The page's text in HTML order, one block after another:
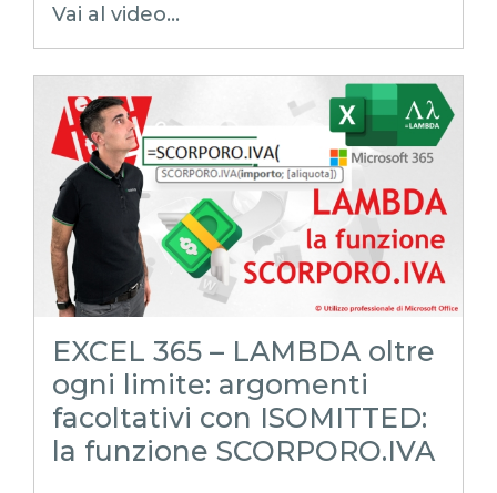
excel tutorial ita
reporting in excel
Experta
xlsx
excel magico
excel facile
EXCELoltreognilimite
EXCELtrucchiesegreti
excel tips
excel tutorial italiano
funzione lambda
lambda
righe vuote
integrità dataset
righe incomplete
Vai al video...
EXCEL 365 – LAMBDA oltre
ogni limite: argomenti
facoltativi con ISOMITTED:
la funzione SCORPORO.IVA